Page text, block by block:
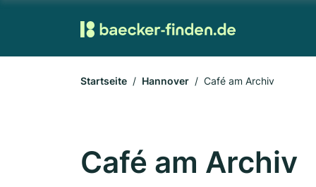
Startseite Hannover Café am Archiv
Café am Archiv